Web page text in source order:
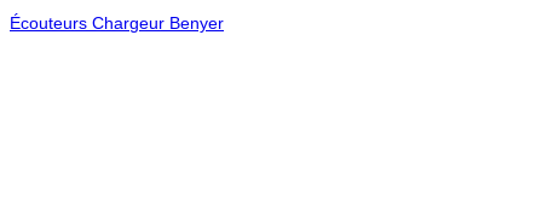
Écouteurs Chargeur Benyer